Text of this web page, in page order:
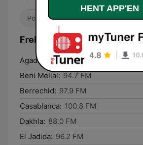
Pop / Top 40 Lokal
Agadir:
103.7 FM
Beni Mellal: 94.7 FM
Berrechid: 97.9 FM
Casablanca: 100.8 FM
Dakhla: 88.0 FM
El Jadida: 96.2 FM
HENT APP'EN